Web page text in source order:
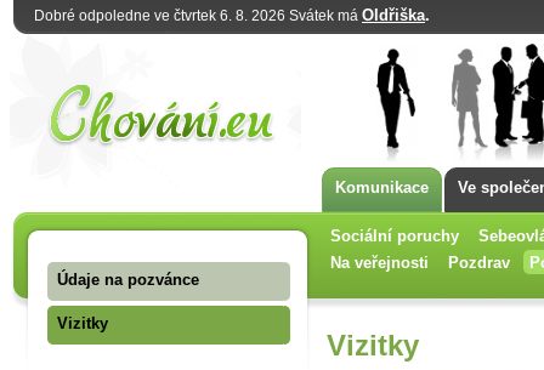
Dobré odpoledne ve čtvrtek 6. 8. 2026 Svátek má Oldřiška.
Komunikace Ve
Sociální poruchy
Na veřejnosti
Pozdrav
Údaje na pozvánce
Vizitky
Vizitky